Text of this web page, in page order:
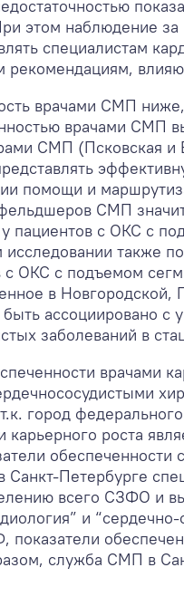
этом наблюдение
специалистам
рекомендациям,
врачами СМП
врачами СМП
СМП (Псковская и
помощи и
СМП
у пациентов с ОКС с
исследовании также
с ОКС c подъемом
в Новгородской,
ассоциировано с
заболеваний в
врачами
город
роста
Санкт-Петербурге
всего СЗФО и
и “сердечно-
показатели
служба СМП в